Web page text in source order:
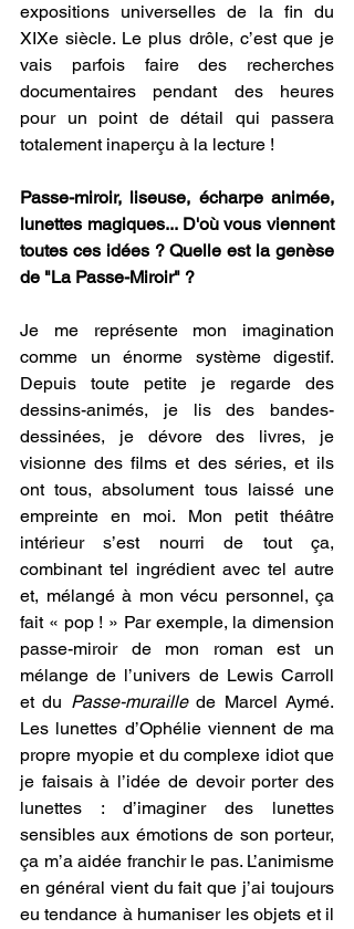
expositions universelles de la fin du
XIXe siècle. Le plus drôle, c’est que je
vais parfois faire des recherches
documentaires pendant des heures
pour un point de détail qui passera
totalement inaperçu à la lecture !
Passe-miroir, liseuse, écharpe animée,
lunettes magiques... D'où vous viennent
toutes ces idées ? Quelle est la genèse
de "La Passe-Miroir" ?
Je me représente mon imagination
comme un énorme système digestif.
Depuis toute petite je regarde des
dessins-animés, je lis des bandes-
dessinées, je dévore des livres, je
visionne des films et des séries, et ils
ont tous, absolument tous laissé une
empreinte en moi. Mon petit théâtre
intérieur s’est nourri de tout ça,
combinant tel ingrédient avec tel autre
et, mélangé à mon vécu personnel, ça
fait « pop ! » Par exemple, la dimension
passe-miroir de mon roman est un
mélange de l’univers de Lewis Carroll
et du Passe-muraille de Marcel Aymé.
Les lunettes d’Ophélie viennent de ma
propre myopie et du complexe idiot que
je faisais à l’idée de devoir porter des
lunettes : d’imaginer des lunettes
sensibles aux émotions de son porteur,
ça m’a aidée franchir le pas. L’animisme
en général vient du fait que j’ai toujours
eu tendance à humaniser les objets et il